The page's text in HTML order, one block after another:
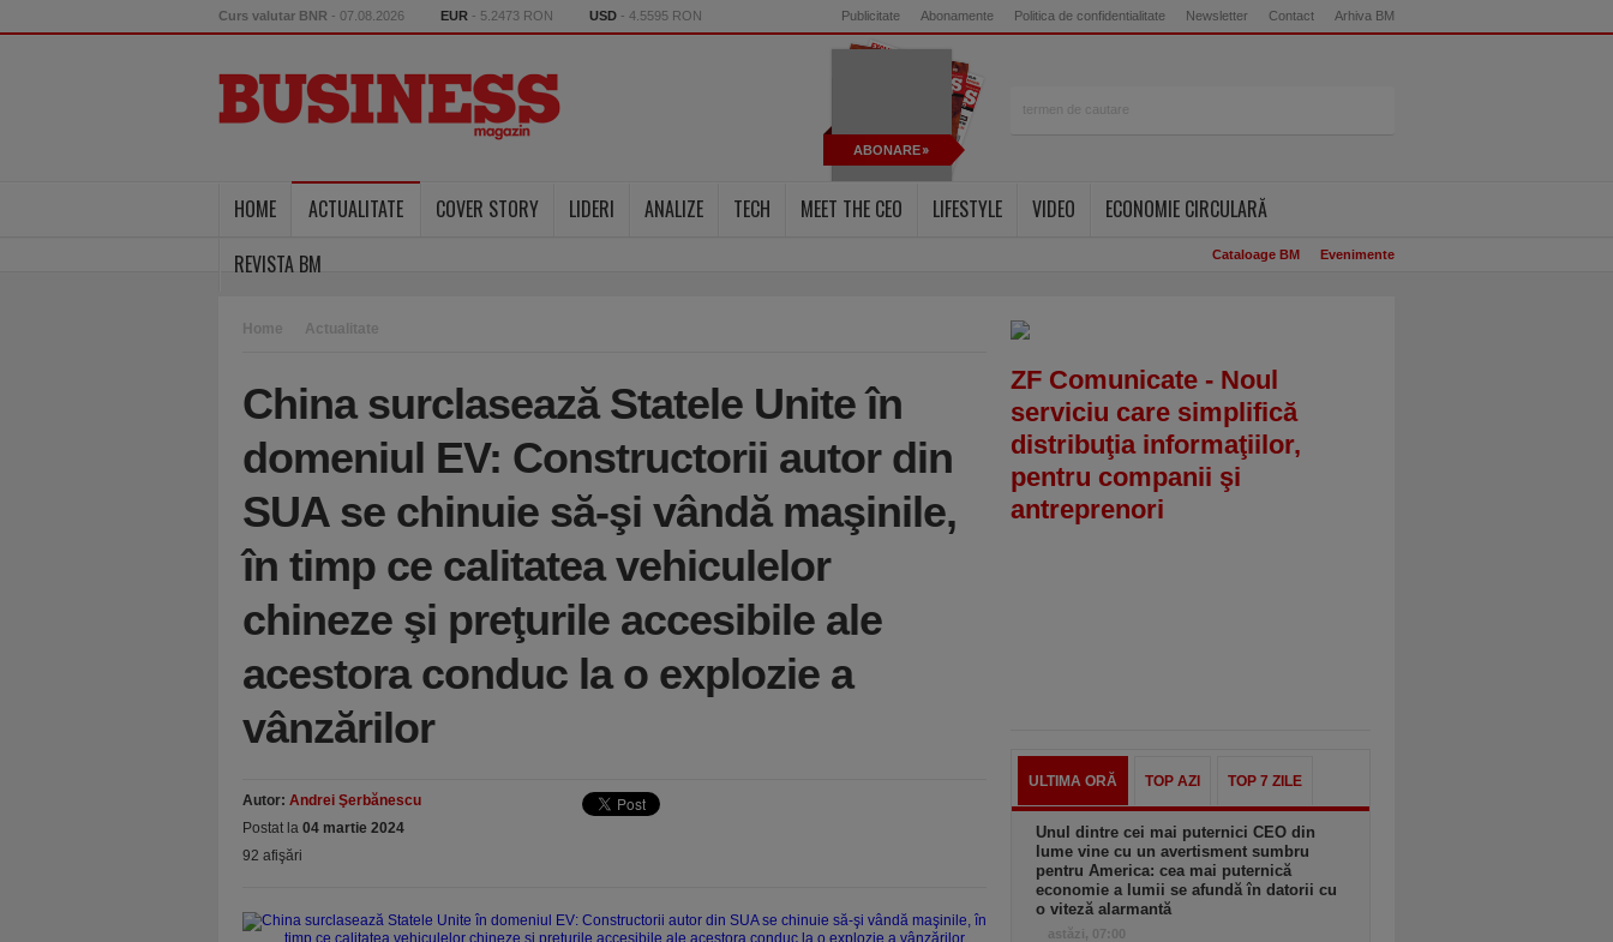
Curs valutar BNR - 07.08.2026 EUR - 5.2473 RON USD - 4.5595 RON Publicitate Abonamente Politica de confidentialitate Newsletter Contact Arhiva BM
ABONARE
HOME ACTUALITATE COVER STORY LIDERI ANALIZE TECH MEET THE CEO LIFESTYLE VIDEO
ECONOMIE CIRCULARĂ
REVISTA BM
Cataloage BM Evenimente
Home Actualitate
China surclasează Statele Unite în
domeniul EV: Constructorii autor din
SUA se chinuie să-şi vândă maşinile,
în timp ce calitatea vehiculelor
chineze şi preţurile accesibile ale
acestora conduc la o explozie a
vânzărilor
Autor: Andrei Şerbănescu
Postat la 04 martie 2024
92 afişări
ZF Comunicate - Noul
serviciu care simplifică
distribuţia informaţiilor,
pentru companii şi
antreprenori
ULTIMA ORĂ TOP AZI TOP 7 ZILE
Unul dintre cei mai puternici CEO din
lume vine cu un avertisment sumbru
pentru America: cea mai puternică
economie a lumii se afundă în datorii cu
o viteză alarmantă
astăzi, 07:00